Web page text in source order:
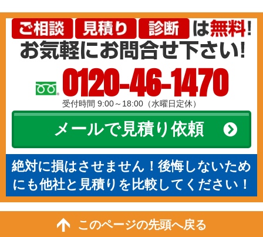
0120-46-1470
受付時間 9:00～18:00（水曜日定休）
メールで見積り依頼
絶対に損はさせません！後悔しないため
にも他社と見積りを比較してください！
このページの先頭へ戻る